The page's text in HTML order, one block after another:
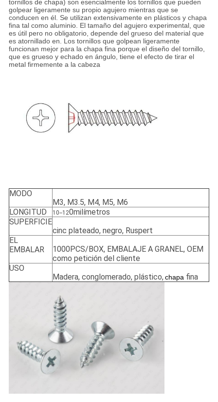
tornillos de chapa) son esencialmente los tornillos que pueden
golpear ligeramente su propio agujero mientras que se
conducen en él. Se utilizan extensivamente en plásticos y chapa
fina tal como aluminio. El tamaño del agujero experimental, que
es útil pero no obligatorio, depende del grueso del material que
es atornillado en. Los tornillos que golpean ligeramente
funcionan mejor para la chapa fina porque el diseño del tornillo,
que es grueso y echado en ángulo, tiene el efecto de tirar el
metal firmemente a la cabeza
MODO
M3, M3.5, M4, M5, M6
LONGITUD
10--120milímetros
SUPERFICIE
cinc plateado, negro, Ruspert
EL
EMBALAR
1000PCS/BOX, EMBALAJE A GRANEL, OEM
como petición del cliente
USO
Madera, conglomerado, plástico,chapa fina